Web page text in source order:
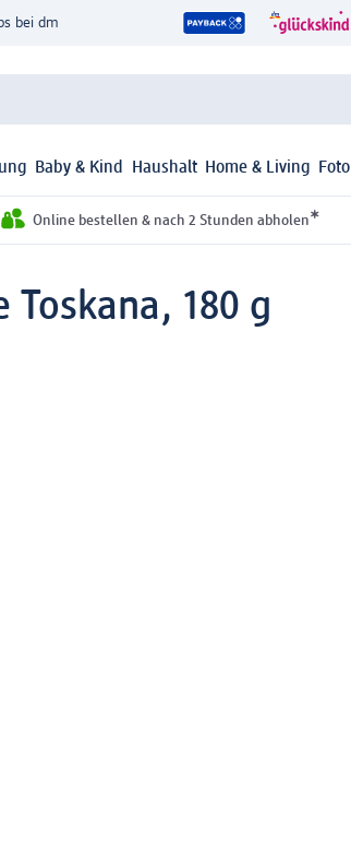
bei dm
Baby & Kind Haushalt Home & Living Foto
Online bestellen & nach 2 Stunden abholen*
180 g